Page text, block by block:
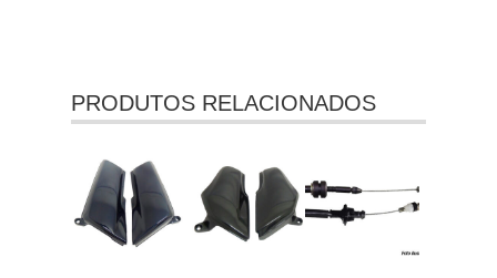
PRODUTOS RELACIONADOS